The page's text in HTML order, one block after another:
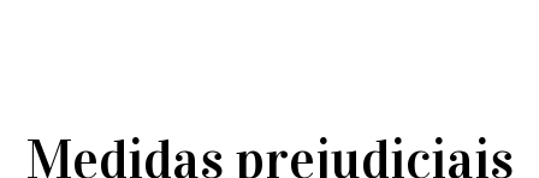
Medidas prejudiciais